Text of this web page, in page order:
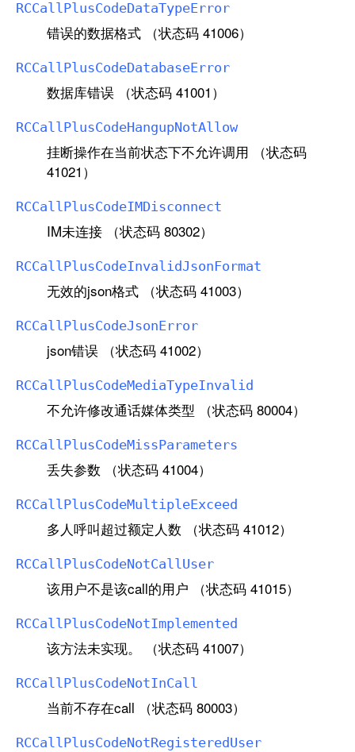
RCCallPlusCodeDataTypeError
错误的数据格式 （状态码 41006）
RCCallPlusCodeDatabaseError
数据库错误 （状态码 41001）
RCCallPlusCodeHangupNotAllow
挂断操作在当前状态下不允许调用 （状态码
41021）
RCCallPlusCodeIMDisconnect
IM未连接 （状态码 80302）
RCCallPlusCodeInvalidJsonFormat
无效的json格式 （状态码 41003）
RCCallPlusCodeJsonError
json错误 （状态码 41002）
RCCallPlusCodeMediaTypeInvalid
不允许修改通话媒体类型 （状态码 80004）
RCCallPlusCodeMissParameters
丢失参数 （状态码 41004）
RCCallPlusCodeMultipleExceed
多人呼叫超过额定人数 （状态码 41012）
RCCallPlusCodeNotCallUser
该用户不是该call的用户 （状态码 41015）
RCCallPlusCodeNotImplemented
该方法未实现。 （状态码 41007）
RCCallPlusCodeNotInCall
当前不存在call （状态码 80003）
RCCallPlusCodeNotRegisteredUser